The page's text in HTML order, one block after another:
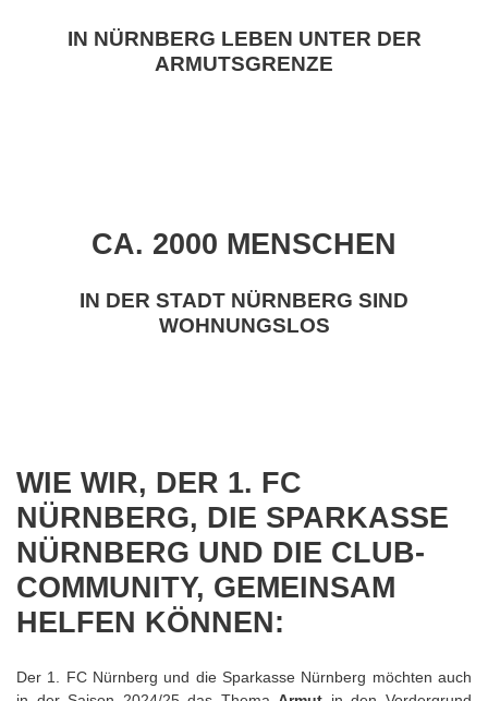
IN NÜRNBERG LEBEN UNTER DER
ARMUTSGRENZE
CA. 2000 MENSCHEN
IN DER STADT NÜRNBERG SIND
WOHNUNGSLOS
WIE WIR, DER 1. FC
NÜRNBERG, DIE SPARKASSE
NÜRNBERG UND DIE CLUB-
COMMUNITY, GEMEINSAM
HELFEN KÖNNEN:
Der 1. FC Nürnberg und die Sparkasse Nürnberg möchten auch